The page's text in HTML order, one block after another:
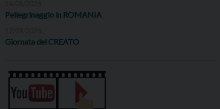
Pellegrinaggio in ROMANIA
Giornata del CREATO